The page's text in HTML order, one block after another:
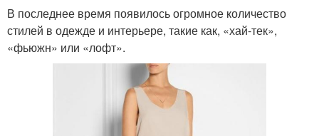
В последнее время появилось огромное количество
стилей в одежде и интерьере, такие как, «хай-тек»,
«фьюжн» или «лофт».